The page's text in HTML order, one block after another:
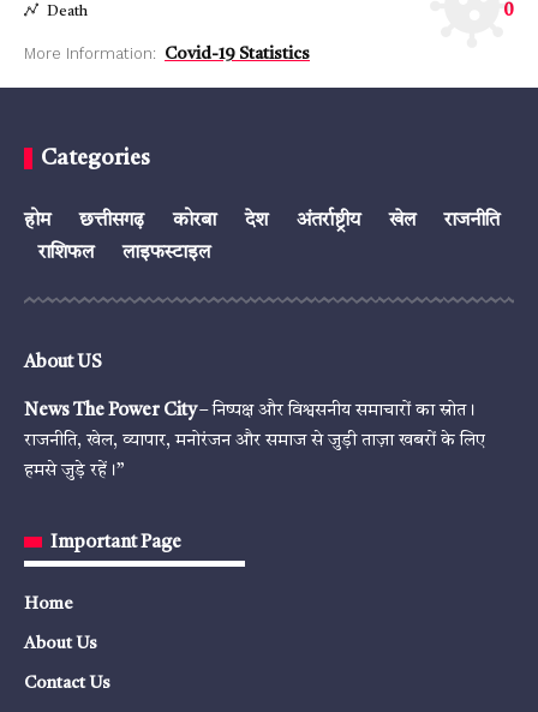
Death 0
More Information: Covid-19 Statistics
Categories
होम छत्तीसगढ़ कोरबा देश अंतर्राष्ट्रीय खेल
राजनीति
राशिफल
लाइफस्टाइल
About US
News The Power City– निष्पक्ष और विश्वसनीय समाचारों का स्रोत।
राजनीति, खेल, व्यापार, मनोरंजन और समाज से जुड़ी ताज़ा खबरों के लिए
हमसे जुड़े रहें।”
Important Page
Home
About Us
Contact Us